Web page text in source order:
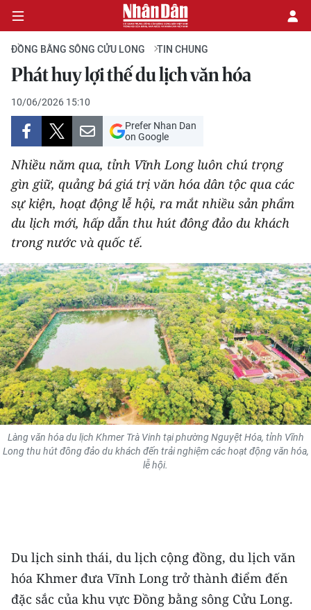
CHÍNH TRỊ
KINH TẾ
VĂN HÓA
XÃ HỘI
PHÁP LUẬT
DU LỊCH
THẾ GIỚI
THỂ THAO
GIÁO DỤC
Y TẾ
KHOA HỌC - CÔNG NGHỆ
MÔI TRƯỜNG
TRI THỨC CHUYÊN SÂU
54 DÂN TỘC VIỆT NAM
ĐỒNG BẰNG SÔNG CỬU LONG TIN CHUNG
Phát huy lợi thế du lịch văn hóa
10/06/2026 15:10
Prefer Nhan Dan
on Google
Nhiều năm qua, tỉnh Vĩnh Long luôn chú trọng
gìn giữ, quảng bá giá trị văn hóa dân tộc qua các
sự kiện, hoạt động lễ hội, ra mắt nhiều sản phẩm
du lịch mới, hấp dẫn thu hút đông đảo du khách
trong nước và quốc tế.
Làng văn hóa du lịch Khmer Trà Vinh tại phường Nguyệt Hóa, tỉnh Vĩnh
Long thu hút đông đảo du khách đến trải nghiệm các hoạt động văn hóa,
lễ hội.
Du lịch sinh thái, du lịch cộng đồng, du lịch văn
hóa Khmer đưa Vĩnh Long trở thành điểm đến
đặc sắc của khu vực Đồng bằng sông Cửu Long.